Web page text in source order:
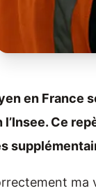
en France
l’Insee. Ce
ma